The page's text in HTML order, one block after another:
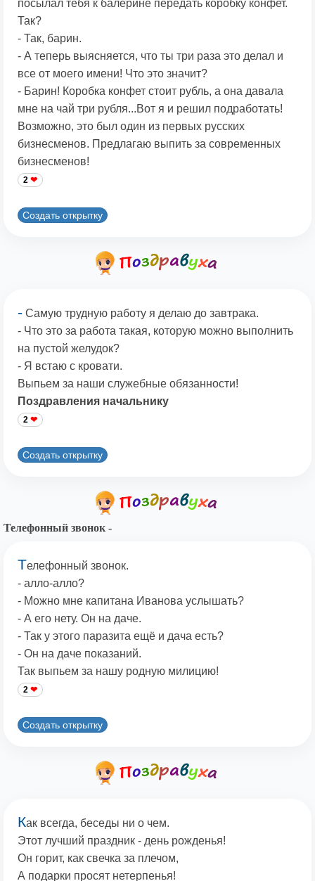
посылал тебя к балерине передать коробку конфет.
Так?
- Так, барин.
- А теперь выясняется, что ты три раза это делал и
все от моего имени! Что это значит?
- Барин! Коробка конфет стоит рубль, а она давала
мне на чай три рубля...Вот я и решил подработать!
Возможно, это был один из первых русских
бизнесменов. Предлагаю выпить за современных
бизнесменов!
2
Создать открытку
- Самую трудную работу я делаю до завтрака.
- Что это за работа такая, которую можно выполнить
на пустой желудок?
- Я встаю с кровати.
Выпьем за наши служебные обязанности!
Поздравления начальнику
2
Создать открытку
Телефонный звонок -
Телефонный звонок.
- алло-алло?
- Можно мне капитана Иванова услышать?
- А его нету. Он на даче.
- Так у этого паразита ещё и дача есть?
- Он на даче показаний.
Так выпьем за нашу родную милицию!
2
Создать открытку
Как всегда, беседы ни о чем.
Этот лучший праздник - день рожденья!
Он горит, как свечка за плечом,
А подарки просят нетерпенья!